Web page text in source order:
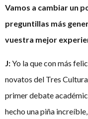
Vamos a cambiar un
preguntillas más
vuestra mejor
J:Yo la que con más
novatos del Tres
primer debate
hecho una piña